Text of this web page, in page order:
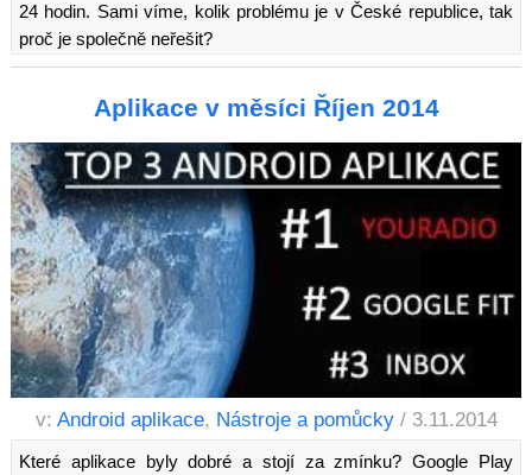
24 hodin. Sami víme, kolik problému je v České republice, tak
proč je společně neřešit?
Aplikace v měsíci Říjen 2014
v: Android aplikace, Nástroje a pomůcky / 3.11.2014
Které aplikace byly dobré a stojí za zmínku? Google Play